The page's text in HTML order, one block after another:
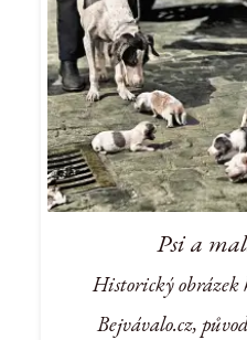
Psi a
Historický obrázek
Bejvávalo.cz,